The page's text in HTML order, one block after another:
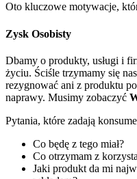
Oto kluczowe motywacje,
Zysk Osobisty
Dbamy o produkty, usługi i
życiu. Ściśle trzymamy się
rezygnować ani z produktu
naprawy. Musimy zobaczyć
Pytania, które zadają
Co będę z tego miał?
Co otrzymam z
Jaki produkt da mi